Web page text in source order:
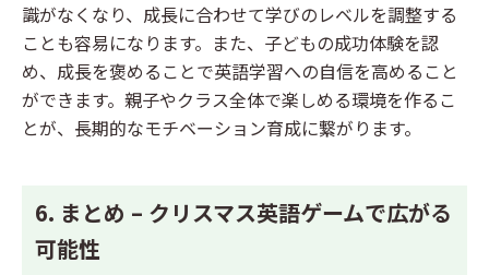
識がなくなり、成長に合わせて学びのレベルを調整する
ことも容易になります。また、子どもの成功体験を認
め、成長を褒めることで英語学習への自信を高めること
ができます。親子やクラス全体で楽しめる環境を作るこ
とが、長期的なモチベーション育成に繋がります。
6. まとめ – クリスマス英語ゲームで広がる
可能性